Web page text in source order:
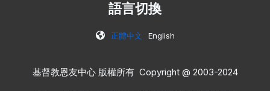
語言切換
正體中文 English
基督教恩友中心 版權所有 Copyright @ 2003-2024